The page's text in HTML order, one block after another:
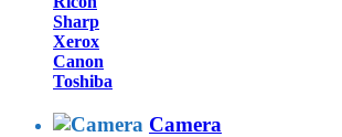
Sharp
Xerox
Canon
Toshiba
Camera